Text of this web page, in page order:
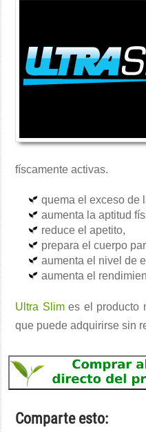
físcamente activas.
quema el exceso de
aumenta la aptitud
reduce el apetito,
prepara el cuerpo
aumenta el nivel de
aumenta el
Ultra Slimes el producto
que puede adquirirse sin
Comparte esto: